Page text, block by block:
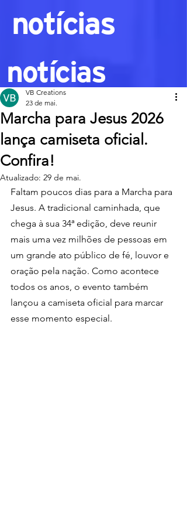
notícias
Marcha para Jesus 2026
lança camiseta oficial.
Confira!
VB Creations
23 de mai.
Atualizado: 29 de mai.
Faltam poucos dias para a Marcha para
Jesus. A tradicional caminhada, que
chega à sua 34ª edição, deve reunir
mais uma vez milhões de pessoas em
um grande ato público de fé, louvor e
oração pela nação. Como acontece
todos os anos, o evento também
lançou a camiseta oficial para marcar
esse momento especial.
notícias